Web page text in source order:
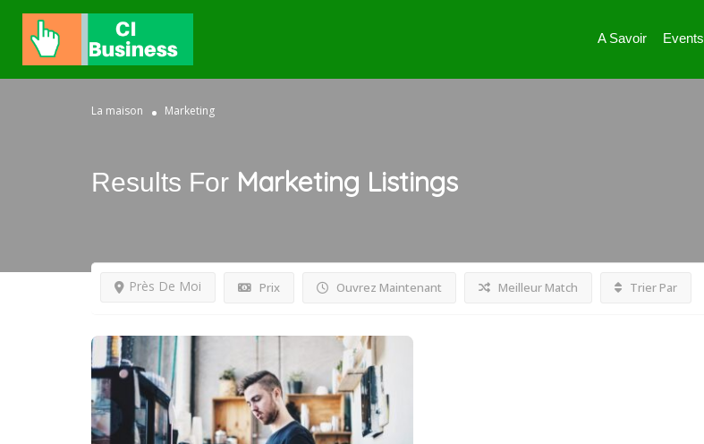
A Savoir Events
La maison Marketing
Results For Marketing Listings
Prix Ouvrez Maintenant
Près De Moi Meilleur Match Trier Par